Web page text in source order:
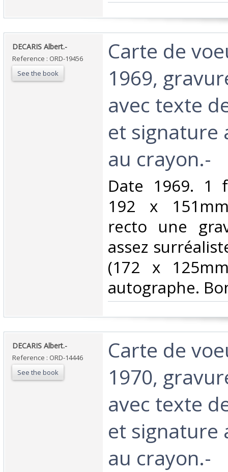
‎DECARIS Albert.-‎
Reference : ORD-19456
See the book
‎Carte de
1969,
avec texte
et signature
au crayon.-‎
‎Date 1969. 1
192 x
recto une
assez
(172 x
autographe.
‎DECARIS Albert.-‎
Reference : ORD-14446
See the book
‎Carte de
1970,
avec texte
et signature
au crayon.-‎